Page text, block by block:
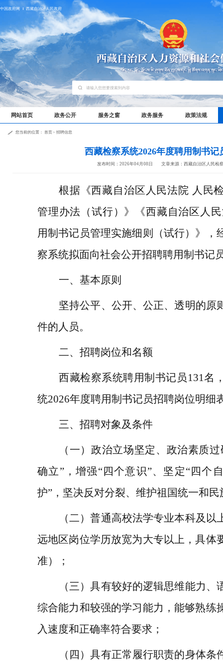
中国政府网 西藏自治区人民政府
网站首页 政务公开 服务之窗 政务服务 政策法规
您当前的位置： 首页> 招聘信息
西藏检察系统2026年度聘用制书记
发布时间：2026年04月08日 文章来源：西藏自治区人民检
根据《西藏自治区人民法院 人民
管理办法（试行）》《西藏自治区人
用制书记员管理实施细则（试行）》
，
察系统拟面向社会公开招聘聘用制书记
一、基本原则
坚持公平、公开、公正、透明的原
件的人员。
二、招聘岗位和名额
西藏检察系统聘用制书记员 131名
统2026年度聘用制书记员招聘岗位明细
三、招聘对象及条件
（一） 政治立场坚定、政治素质
确立 ”，增强“四个意识”、坚定“四个
护” ，坚决反对分裂、维护祖国统一和
（二）普通高校法学专业本科及以
远地区岗位学历放宽为大专以上，具体
准）；
（三 ）具有较好的逻辑思维能力、
综合能力和较强的学习能力 ，能够熟练
入速度和正确率符合要求 ；
（ 四 ）具有正常履行职责的身体条